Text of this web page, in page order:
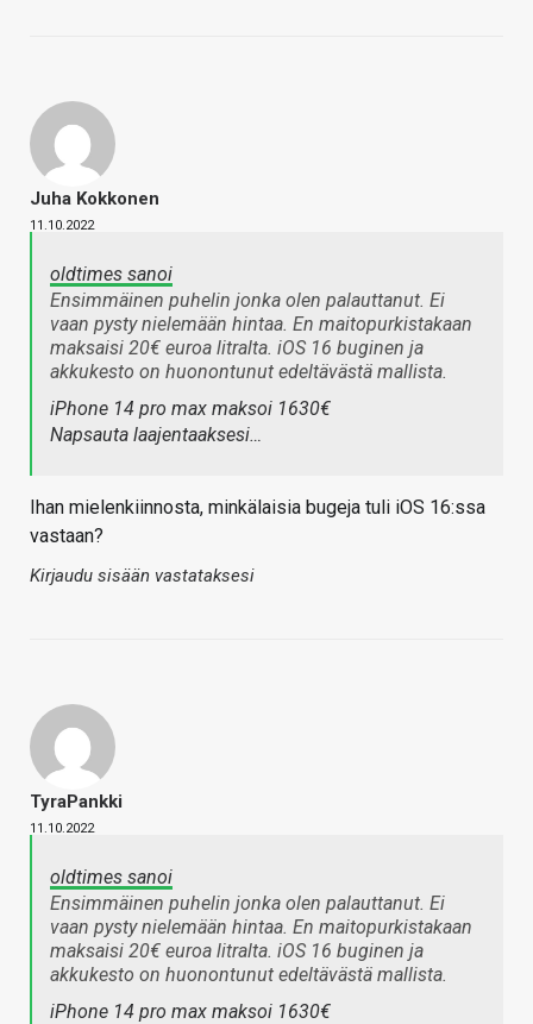
Juha Kokkonen
11.10.2022
oldtimes sanoi
Ensimmäinen puhelin jonka olen palauttanut. Ei
vaan pysty nielemään hintaa. En maitopurkistakaan
maksaisi 20€ euroa litralta. iOS 16 buginen ja
akkukesto on huonontunut edeltävästä mallista.
iPhone 14 pro max maksoi 1630€
Napsauta laajentaaksesi…
Ihan mielenkiinnosta, minkälaisia bugeja tuli iOS 16:ssa
vastaan?
Kirjaudu sisään vastataksesi
TyraPankki
11.10.2022
oldtimes sanoi
Ensimmäinen puhelin jonka olen palauttanut. Ei
vaan pysty nielemään hintaa. En maitopurkistakaan
maksaisi 20€ euroa litralta. iOS 16 buginen ja
akkukesto on huonontunut edeltävästä mallista.
iPhone 14 pro max maksoi 1630€